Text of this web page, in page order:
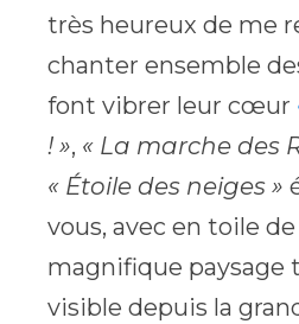
très heureux de me
chanter ensemble
font vibrer leur cœur
! », « La marche des
« Étoile des neiges »
vous, avec en toile
magnifique paysage
visible depuis la